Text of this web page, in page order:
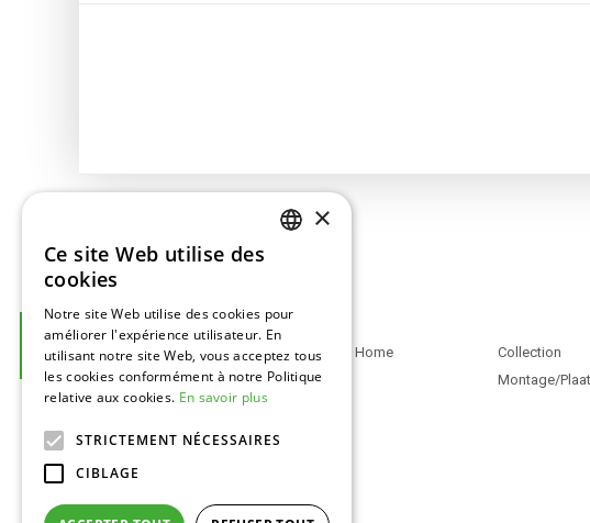
BAJ-Beton™
Europark 2002
3530 Houthalen,
Belgique
Footer
Home Collection
Montage/
GERMAN
×
Ce site Web utilise des
cookies
Notre site Web utilise des cookies pour
améliorer l'expérience utilisateur. En
utilisant notre site Web, vous acceptez tous
les cookies conformément à notre Politique
relative aux cookies. En savoir plus
STRICTEMENT NÉCESSAIRES
CIBLAGE